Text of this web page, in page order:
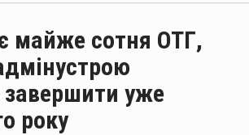
майже сотня ОТГ,
уже
року